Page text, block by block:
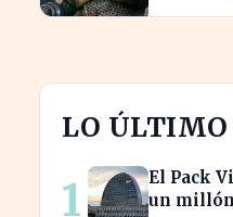
LO ÚLTIMO
1
El Pack
un millón